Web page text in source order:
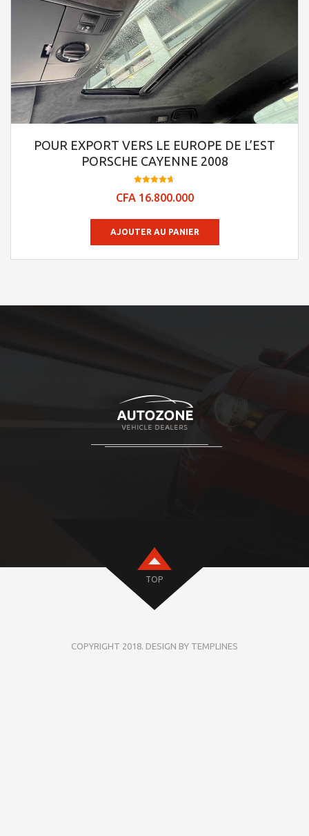
POUR EXPORT VERS LE EUROPE DE L’EST
PORSCHE CAYENNE 2008
4.66
CFA16.800.000
AJOUTER AU PANIER
TOP
COPYRIGHT 2018. DESIGN BY TEMPLINES